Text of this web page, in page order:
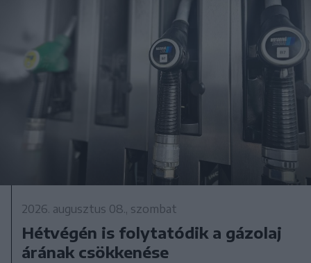
2026. augusztus 08., szombat
Hétvégén is folytatódik a gázolaj
árának csökkenése